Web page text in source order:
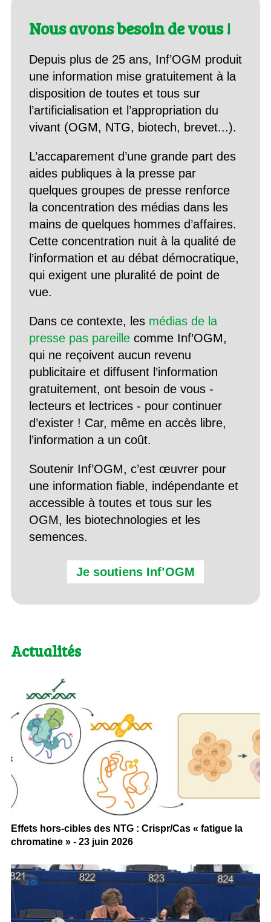
Nous avons besoin de vous !
Depuis plus de 25 ans, Inf’OGM produit
une information mise gratuitement à la
disposition de toutes et tous sur
l’artificialisation et l’appropriation du
vivant (OGM, NTG, biotech, brevet...).
L’accaparement d’une grande part des
aides publiques à la presse par
quelques groupes de presse renforce
la concentration des médias dans les
mains de quelques hommes d’affaires.
Cette concentration nuit à la qualité de
l’information et au débat démocratique,
qui exigent une pluralité de point de
vue.
Dans ce contexte, les médias de la
presse pas pareillecomme Inf’OGM,
qui ne reçoivent aucun revenu
publicitaire et diffusent l’information
gratuitement, ont besoin de vous -
lecteurs et lectrices - pour continuer
d’exister ! Car, même en accès libre,
l’information a un coût.
Soutenir Inf’OGM, c’est œuvrer pour
une information fiable, indépendante et
accessible à toutes et tous sur les
OGM, les biotechnologies et les
semences.
Je soutiens Inf’OGM
Actualités
Effets hors-cibles des NTG : Crispr/Cas « fatigue la
chromatine » - 23 juin 2026